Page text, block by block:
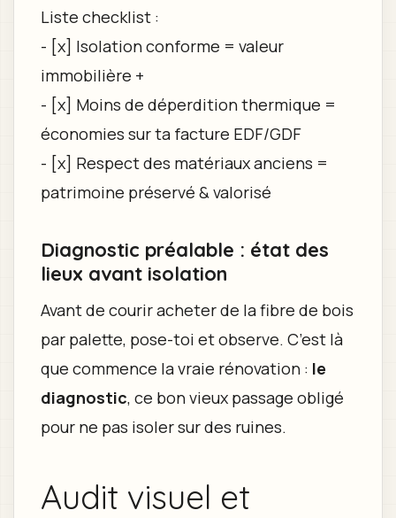
Liste checklist :
- [x] Isolation conforme = valeur
immobilière +
- [x] Moins de déperdition thermique =
économies sur ta facture EDF/GDF
- [x] Respect des matériaux anciens =
patrimoine préservé & valorisé
Diagnostic préalable : état des
lieux avant isolation
Avant de courir acheter de la fibre de bois
par palette, pose-toi et observe. C’est là
que commence la vraie rénovation : le
diagnostic, ce bon vieux passage obligé
pour ne pas isoler sur des ruines.
Audit visuel et